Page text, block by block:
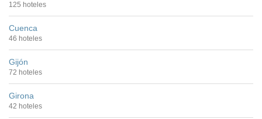
125 hoteles
Cuenca
46 hoteles
Gijón
72 hoteles
Girona
42 hoteles